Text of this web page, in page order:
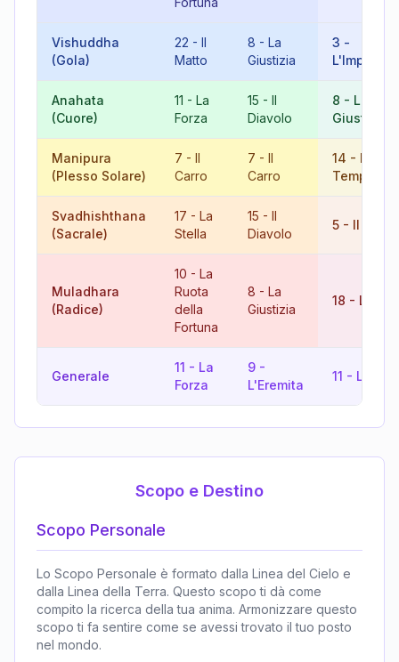
Vishuddha
(Gola)
22 - Il
Matto
8 - La
Giustizia
3 -
Anahata
(Cuore)
11 - La
Forza
15 - Il
Diavolo
8 - La
Giustizia
Manipura
(Plesso Solare)
7 - Il
Carro
7 - Il
Carro
14 - La
Svadhishthana
(Sacrale)
17 - La
Stella
15 - Il
Diavolo
5 - Il Papa
Muladhara
(Radice)
10 - La
Ruota
della
Fortuna
8 - La
Giustizia
18 - La
Generale
11 - La
Forza
9 -
L'Eremita
11 - La
Scopo e Destino
Scopo Personale
Lo Scopo Personale è formato dalla Linea del Cielo e
dalla Linea della Terra. Questo scopo ti dà come
compito la ricerca della tua anima. Armonizzare questo
scopo ti fa sentire come se avessi trovato il tuo posto
nel mondo.